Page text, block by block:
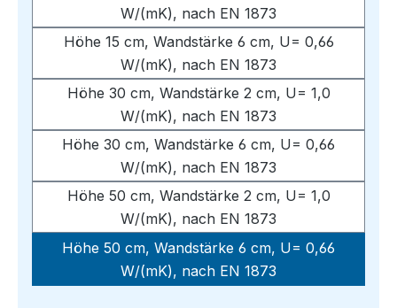
W/(mK), nach EN 1873
Höhe 15 cm, Wandstärke 6 cm, U= 0,66
W/(mK), nach EN 1873
Höhe 30 cm, Wandstärke 2 cm, U= 1,0
W/(mK), nach EN 1873
Höhe 30 cm, Wandstärke 6 cm, U= 0,66
W/(mK), nach EN 1873
Höhe 50 cm, Wandstärke 2 cm, U= 1,0
W/(mK), nach EN 1873
Höhe 50 cm, Wandstärke 6 cm, U= 0,66
W/(mK), nach EN 1873